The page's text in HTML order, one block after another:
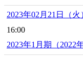
2023年02月21日（火
16:00
2023年1月期（2022